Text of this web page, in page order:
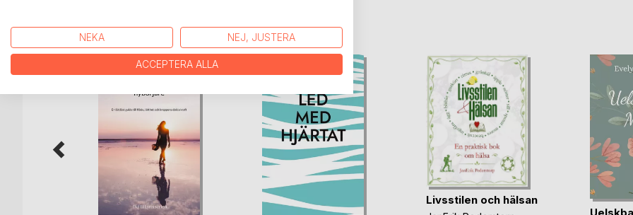
ANDRA TITLAR HOSBoD
Livsstilen och hälsan
NEKA NEJ, JUSTERA
ACCEPTERA ALLA